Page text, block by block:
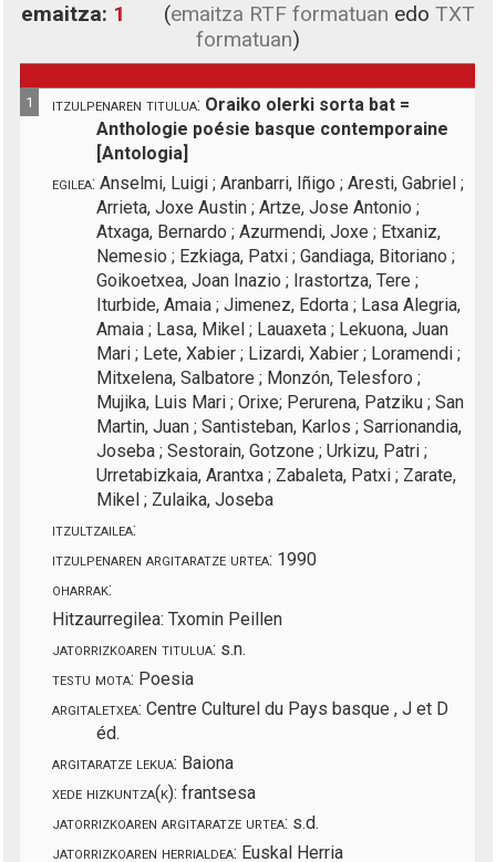
emaitza: 1 (emaitza RTF formatuan edo TXT
formatuan)
1 itzulpenaren titulua: Oraiko olerki sorta bat =
Anthologie poésie basque contemporaine
[Antologia]
egilea: Anselmi, Luigi ; Aranbarri, Iñigo ; Aresti, Gabriel ;
Arrieta, Joxe Austin ; Artze, Jose Antonio ;
Atxaga, Bernardo ; Azurmendi, Joxe ; Etxaniz,
Nemesio ; Ezkiaga, Patxi ; Gandiaga, Bitoriano ;
Goikoetxea, Joan Inazio ; Irastortza, Tere ;
Iturbide, Amaia ; Jimenez, Edorta ; Lasa Alegria,
Amaia ; Lasa, Mikel ; Lauaxeta ; Lekuona, Juan
Mari ; Lete, Xabier ; Lizardi, Xabier ; Loramendi ;
Mitxelena, Salbatore ; Monzón, Telesforo ;
Mujika, Luis Mari ; Orixe; Perurena, Patziku ; San
Martin, Juan ; Santisteban, Karlos ; Sarrionandia,
Joseba ; Sestorain, Gotzone ; Urkizu, Patri ;
Urretabizkaia, Arantxa ; Zabaleta, Patxi ; Zarate,
Mikel ; Zulaika, Joseba
itzultzailea:
itzulpenaren argitaratze urtea: 1990
oharrak:
Hitzaurregilea: Txomin Peillen
jatorrizkoaren titulua: s.n.
testu mota: Poesia
argitaletxea: Centre Culturel du Pays basque , J et D
éd.
argitaratze lekua: Baiona
xede hizkuntza(k): frantsesa
jatorrizkoaren argitaratze urtea: s.d.
jatorrizkoaren herrialdea: Euskal Herria